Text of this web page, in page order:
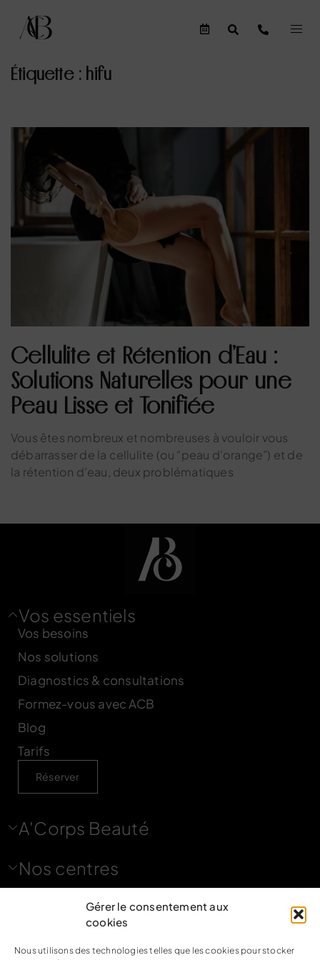
Gérer le consentement aux
cookies
Nous utilisons des technologies telles que les cookies pour stocker
Étiquette : hifu
Cellulite et Rétention d’Eau :
Solutions Naturelles pour une
Peau Lisse et Tonifiée
Vous êtes nombreux et nombreuses à vouloir vous
débarrasser de la cellulite (ou “peau d’orange”) et de
la rétention d’eau, deux problématiques
Vos essentiels
Vos besoins
Nos solutions
Diagnostics & consultations
Formez-vous avec ACB
Blog
Tarifs
Réserver
A'Corps Beauté
Nos centres
Nous contacter